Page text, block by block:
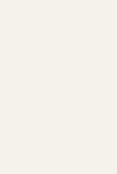
rinomate
Queste piante,
spaziano dal
rendendole
che possono
su steli
e incantano